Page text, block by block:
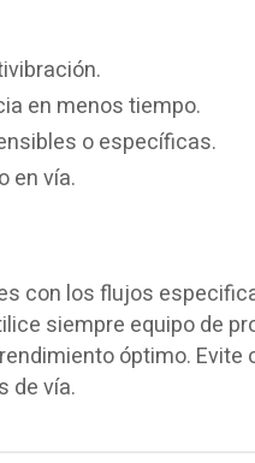
en menos tiempo.
o específicas.
en vía.
con los flujos
siempre equipo de
óptimo. Evite
de vía.